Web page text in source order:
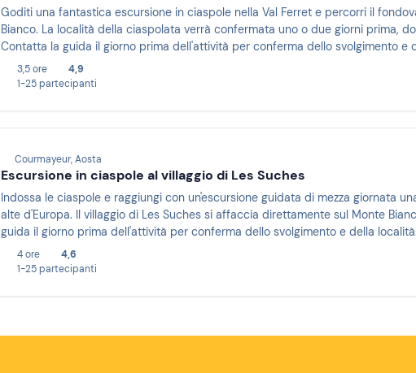
Goditi una fantastica escursione in ciaspole nella Val Ferret e percorri il
Bianco. La località della ciaspolata verrà confermata uno o due giorni prima,
Contatta la guida il giorno prima dell'attività per conferma dello svolgimento e
3,5 ore
4,9
1-25 partecipanti
Courmayeur, Aosta
Escursione in ciaspole al villaggio di Les Suches
Indossa le ciaspole e raggiungi con un'escursione guidata di mezza giornata
alte d'Europa. Il villaggio di Les Suches si affaccia direttamente sul Monte
guida il giorno prima dell'attività per conferma dello svolgimento e della località.
4 ore
4,6
1-25 partecipanti